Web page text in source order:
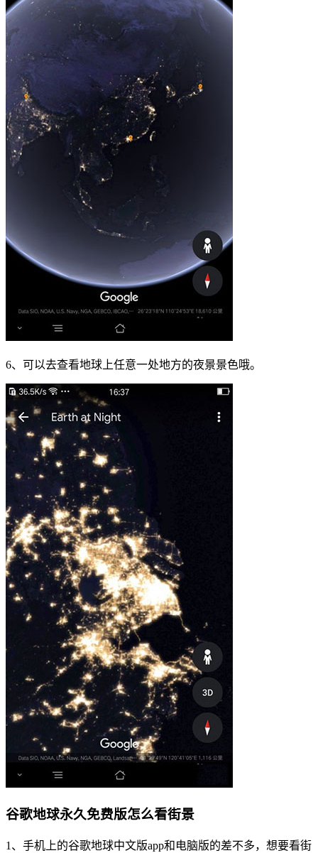
6、可以去查看地球上任意一处地方的夜景景色哦。
谷歌地球永久免费版怎么看街景
1、手机上的谷歌地球中文版app和电脑版的差不多，想要看街